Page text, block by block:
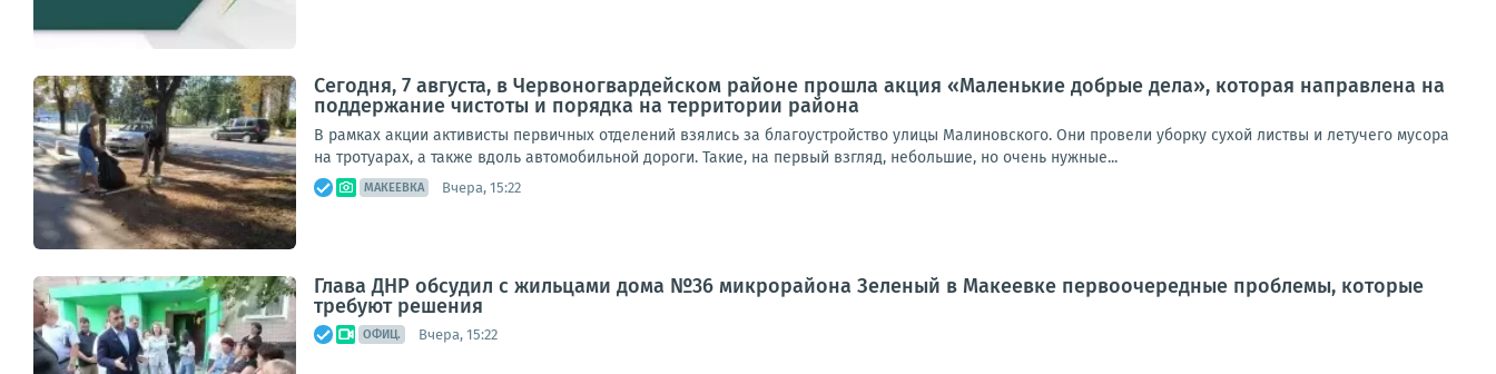
Сегодня, 7 августа, в Червоногвардейском районе прошла акция «Маленькие добрые дела», которая направлена на
поддержание чистоты и порядка на территории района
В рамках акции активисты первичных отделений взялись за благоустройство улицы Малиновского. Они провели уборку сухой листвы и летучего мусора
на тротуарах, а также вдоль автомобильной дороги. Такие, на первый взгляд, небольшие, но очень нужные...
МАКЕЕВКА Вчера, 15:22
Глава ДНР обсудил с жильцами дома №36 микрорайона Зеленый в Макеевке первоочередные проблемы, которые
требуют решения
ОФИЦ. Вчера, 15:22